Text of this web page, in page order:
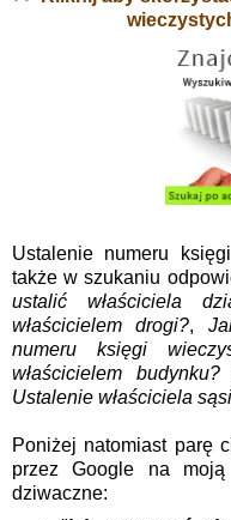
Ustalenie numeru
także w szukaniu
ustalić właściciela
właścicielem drogi?,
numeru księgi
właścicielem
Ustalenie właściciela
Poniżej natomiast parę
przez Google na
dziwaczne: